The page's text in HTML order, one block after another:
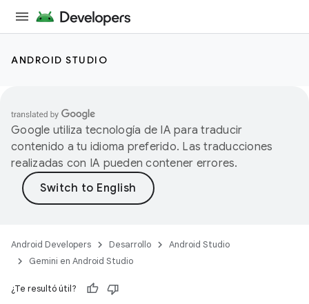
ANDROID STUDIO
Google utiliza tecnología de IA para traducir
contenido a tu idioma preferido. Las traducciones
realizadas con IA pueden contener errores.
Android Developers Desarrollo
Android Studio
Gemini en Android Studio
¿Te resultó útil?